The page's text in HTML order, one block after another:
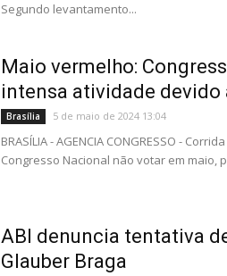
Segundo levantamento...
Maio vermelho:
intensa atividade devido
Brasília 5 de maio de 2024 13:04
BRASÍLIA - AGENCIA CONGRESSO -
Congresso Nacional não votar em maio,
ABI denuncia tentativa
Glauber Braga